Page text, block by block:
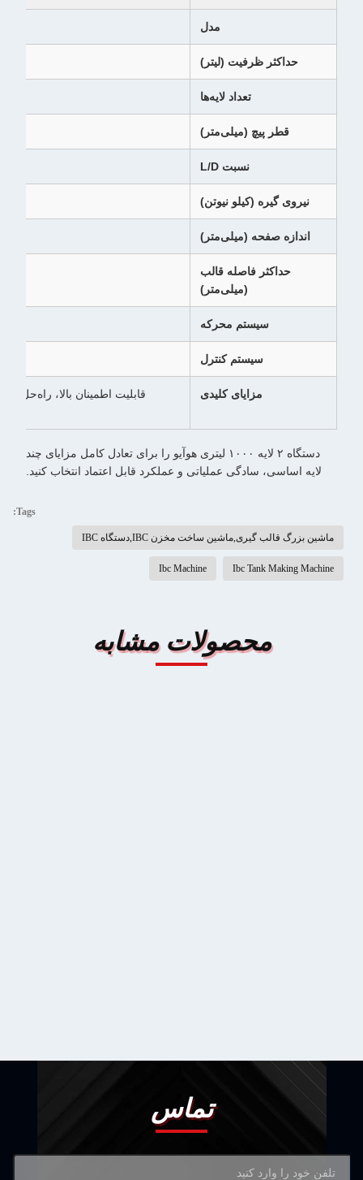
مدل
حداکثر ظرفیت (لیتر)
تعداد لایه‌ها
قطر پیچ (میلی‌متر)
نسبت L/D
نیروی گیره (کیلو نیوتن)
اندازه صفحه (میلی‌متر)
حداکثر فاصله قالب
(میلی‌متر)
سیستم محرکه
سیستم کنترل
مزایای کلیدی
دستگاه ۲ لایه ۱۰۰۰ لیتری هوآیو را برای تعادل کامل مزایای چند
لایه اساسی، سادگی عملیاتی و عملکرد قابل اعتماد انتخاب کنید.
Tags:
ماشین بزرگ قالب گیری,ماشین ساخت مخزن IBC,دستگاه IBC
Ibc Tank Making Machine
Ibc Machine
محصولات مشابه
تماس